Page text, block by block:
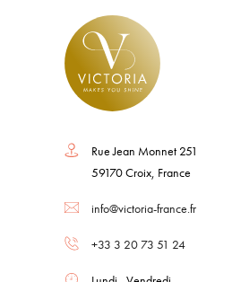
Rue Jean Monnet 251
59170 Croix, France
info@victoria-france.fr
+33 3 20 73 51 24